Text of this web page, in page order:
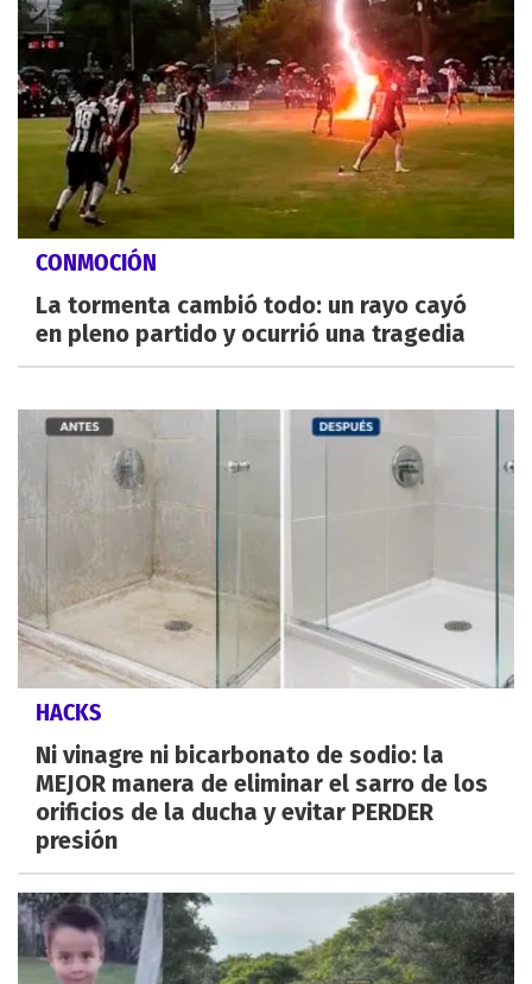
CONMOCIÓN
La tormenta cambió todo: un rayo cayó
en pleno partido y ocurrió una tragedia
HACKS
Ni vinagre ni bicarbonato de sodio: la
MEJOR manera de eliminar el sarro de los
orificios de la ducha y evitar PERDER
presión